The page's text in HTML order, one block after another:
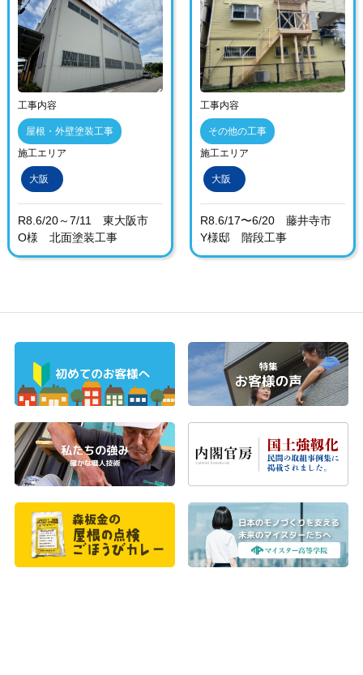
工事内容
屋根・外壁塗装工事
施工エリア
大阪
R8.6/20～7/11 東大阪市
O様 北面塗装工事
工事内容
その他の工事
施工エリア
大阪
R8.6/17〜6/20 藤井寺市
Y様邸 階段工事